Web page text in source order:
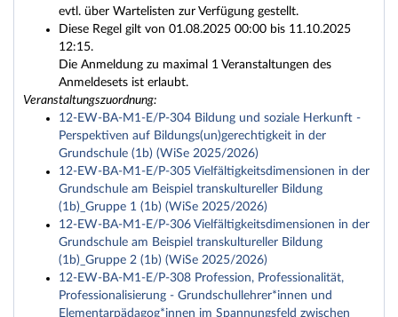
evtl. über Wartelisten zur Verfügung gestellt.
Diese Regel gilt von 01.08.2025 00:00 bis 11.10.2025
12:15.
Die Anmeldung zu maximal 1 Veranstaltungen des
Anmeldesets ist erlaubt.
Veranstaltungszuordnung:
12-EW-BA-M1-E/P-304 Bildung und soziale Herkunft -
Perspektiven auf Bildungs(un)gerechtigkeit in der
Grundschule (1b) (WiSe 2025/2026)
12-EW-BA-M1-E/P-305 Vielfältigkeitsdimensionen in der
Grundschule am Beispiel transkultureller Bildung
(1b)_Gruppe 1 (1b) (WiSe 2025/2026)
12-EW-BA-M1-E/P-306 Vielfältigkeitsdimensionen in der
Grundschule am Beispiel transkultureller Bildung
(1b)_Gruppe 2 (1b) (WiSe 2025/2026)
12-EW-BA-M1-E/P-308 Profession, Professionalität,
Professionalisierung - Grundschullehrer*innen und
Elementarpädagog*innen im Spannungsfeld zwischen